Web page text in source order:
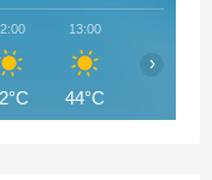
13:00
44°C
›